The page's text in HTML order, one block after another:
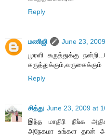
Reply
மணிஜி
June 23,
முரளி கருத்துக்கு
கருத்துக்கும்,வருகைக்கும்
Reply
சித்து June 23, 2009 at
இந்த மாதிரி நீங்க
அநேகமா உங்கள தான்